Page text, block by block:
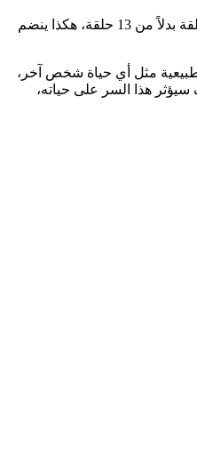
طلبت اليوم ABC موسماً كاملاً من المسلسل الجديد Forever، بعد نسب المشاهدة الجيدة قررت القناة أن تعطي المسلسل 9 حلقات اضافية لتجعل موسمه الأول مكوناً من 22 حلقة بدلاً من 13 حلقة، هكذا ينضم
مثل أي حياة شخص آخر،
هذا السر على حياته،